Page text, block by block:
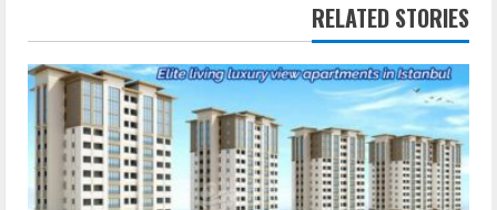
t
i
n
u
RELATED STORIES